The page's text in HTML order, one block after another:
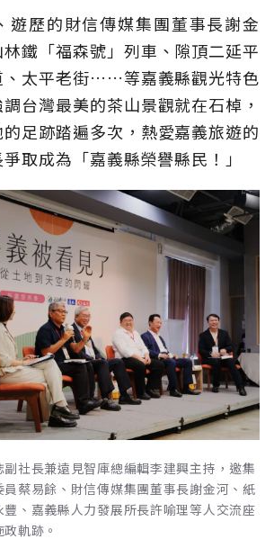
遊歷的財信傳媒集團董事長謝金
鐵「福森號」列車、隙頂二延平
、太平老街……等嘉義縣觀光特色
台灣最美的茶山景觀就在石棹，
足跡踏遍多次，熱愛嘉義旅遊的
取成為「嘉義縣榮譽縣民！」
副社長兼遠見智庫總編輯李建興主持，邀集
蔡易餘、財信傳媒集團董事長謝金河、紙
、嘉義縣人力發展所長許喻理等人交流座
軌跡。